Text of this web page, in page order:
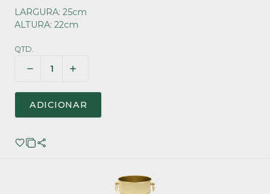
LARGURA: 25cm
ALTURA: 22cm
QTD.
ADICIONAR